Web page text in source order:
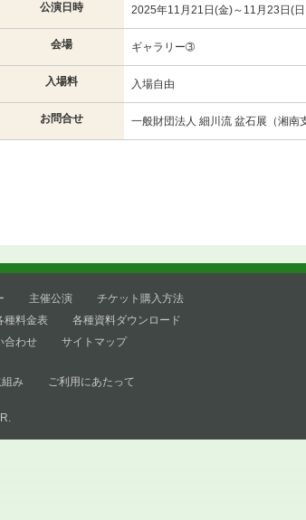
公演日時 2025年11月21日(金)～11月23日(
会場 ギャラリー➂
入場料 入場自由
お問合せ 一般財団法人 細川流 盆石展（湘
主催公演
チケット購入方法
種料金表
各種資料ダウンロード
合わせ サイトマップ
み ご利用にあたって